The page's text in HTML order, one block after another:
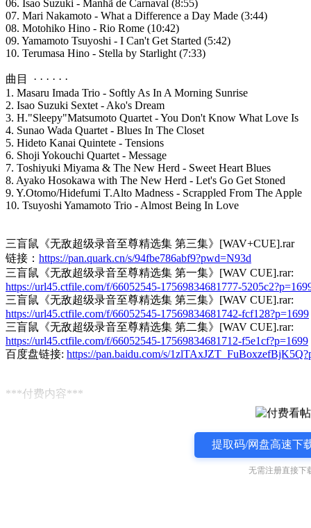
06. Isao Suzuki - Manhã de Carnaval (8:55)
07. Mari Nakamoto - What a Difference a Day Made (3:44)
08. Motohiko Hino - Rio Rome (10:42)
09. Yamamoto Tsuyoshi - I Can't Get Started (5:42)
10. Terumasa Hino - Stella by Starlight (7:33)
曲目 · · · · · ·
1. Masaru Imada Trio - Softly As In A Morning Sunrise
2. Isao Suzuki Sextet - Ako's Dream
3. H."Sleepy"Matsumoto Quartet - You Don't Know What Love Is
4. Sunao Wada Quartet - Blues In The Closet
5. Hideto Kanai Quintete - Tensions
6. Shoji Yokouchi Quartet - Message
7. Toshiyuki Miyama & The New Herd - Sweet Heart Blues
8. Ayako Hosokawa with The New Herd - Let's Go Get Stoned
9. Y.Otomo/Hidefumi T.Alto Madness - Scrappled From The Apple
10. Tsuyoshi Yamamoto Trio - Almost Being In Love
三盲鼠《无敌超级录音至尊精选集 第三集》[WAV+CUE].rar
链接： https://pan.quark.cn/s/94fbe786abf9?pwd=N93d
三盲鼠《无敌超级录音至尊精选集 第一集》[WAV CUE].rar:
https://url45.ctfile.com/f/66052545-17569834681777-
三盲鼠《无敌超级录音至尊精选集 第三集》[WAV CUE].rar:
https://url45.ctfile.com/f/66052545-17569834681742-fcf128?p=1699
三盲鼠《无敌超级录音至尊精选集 第二集》[WAV CUE].rar:
https://url45.ctfile.com/f/66052545-17569834681712-f5e1cf?p=1699
百度盘链接: https://pan.baidu.com/s/
***付费内容***
提取码/网盘高速下
无需注册直接下